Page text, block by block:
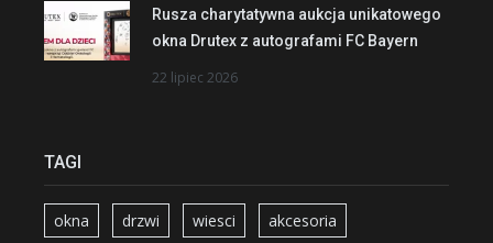
Rusza charytatywna aukcja unikatowego
okna Drutex z autografami FC Bayern
22 lipiec 2026
TAGI
okna drzwi wiesci akcesoria